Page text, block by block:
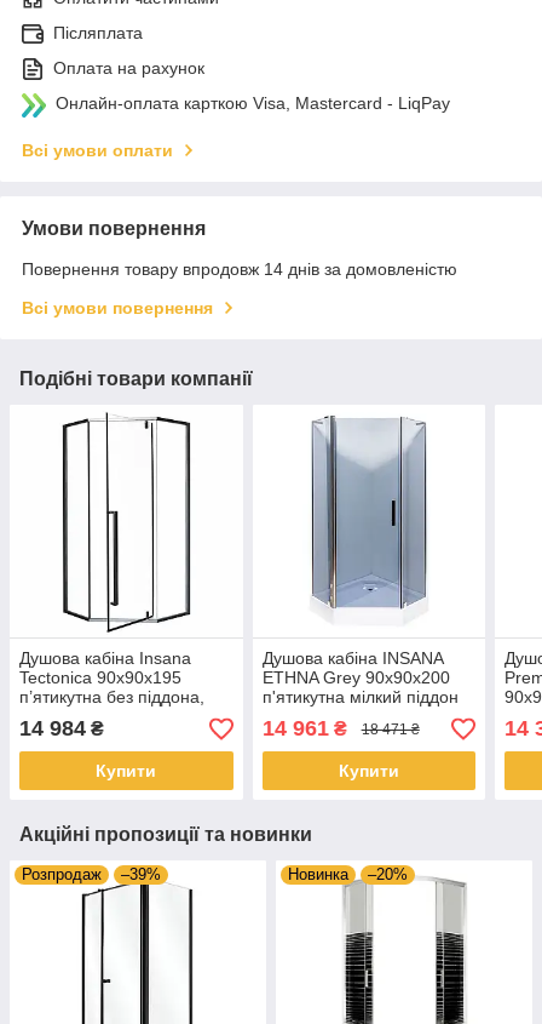
Післяплата
Оплата на рахунок
Онлайн-оплата карткою Visa, Mastercard - LiqPay
Всі умови оплати
Умови повернення
Повернення товару впродовж 14 днів за домовленістю
Всі умови повернення
Подібні товари компанії
Душова кабіна Insana
Tectonica 90x90x195
п’ятикутна без піддона,
чорний профіль, прозоре
скло
14 984 ₴
Купити
Душова кабіна INSANA
ETHNA Grey 90х90х200
п'ятикутна мілкий піддон
14 961₴ 18 471 ₴
Купити
14
Акційні пропозиції та новинки
Розпродаж –39% Новинка –20%